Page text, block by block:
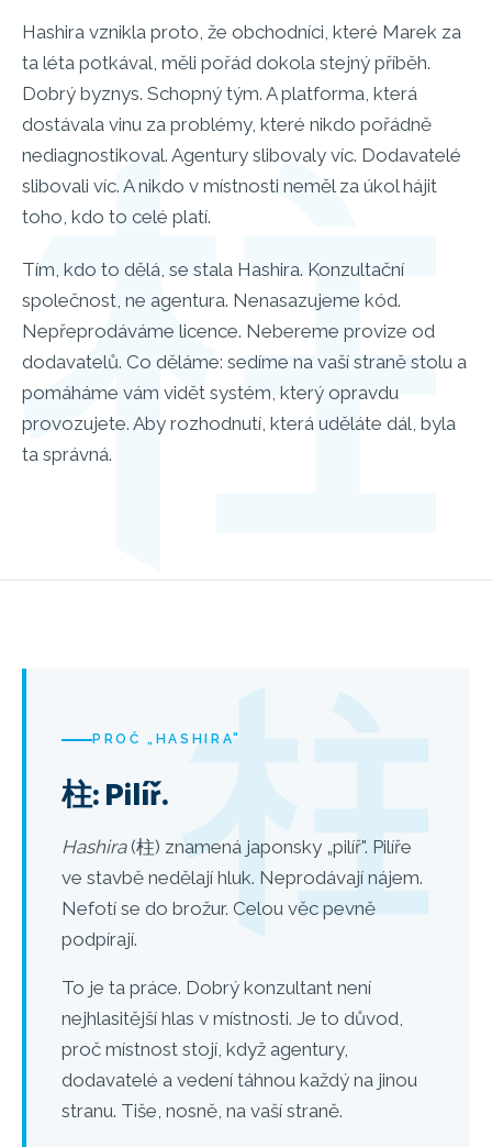
Hashira vznikla proto, že obchodníci, které Marek za
ta léta potkával, měli pořád dokola stejný příběh.
Dobrý byznys. Schopný tým. A platforma, která
dostávala vinu za problémy, které nikdo pořádně
nediagnostikoval. Agentury slibovaly víc. Dodavatelé
slibovali víc. A nikdo v místnosti neměl za úkol hájit
toho, kdo to celé platí.
Tím, kdo to dělá, se stala Hashira. Konzultační
společnost, ne agentura. Nenasazujeme kód.
Nepřeprodáváme licence. Nebereme provize od
dodavatelů. Co děláme: sedíme na vaší straně stolu a
pomáháme vám vidět systém, který opravdu
provozujete. Aby rozhodnutí, která uděláte dál, byla
ta správná.
PROČ „HASHIRA"
柱: Pilíř.
Hashira(柱) znamená japonsky „pilíř". Pilíře
ve stavbě nedělají hluk. Neprodávají nájem.
Nefotí se do brožur. Celou věc pevně
podpírají.
To je ta práce. Dobrý konzultant není
nejhlasitější hlas v místnosti. Je to důvod,
proč místnost stojí, když agentury,
dodavatelé a vedení táhnou každý na jinou
stranu. Tiše, nosně, na vaší straně.